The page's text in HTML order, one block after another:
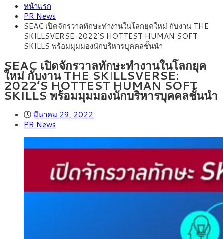
เดินหน้า 5 ยุทธศาสตร์ รื้อโครงสร้างเศรษฐกิจ ดันไทยโตเต็ม
ศักยภาพ
กรกฎาคม 27, 2026
ติดลายการ์ตูน กรมศุลกากร เตือนผู้ปกครองเฝ้าระวัง หลังยึดล็อต
ใหญ่จากเยอรมนี
กรกฎาคม 27, 2026
2569) ซื้อขายในกรอบ 33.40-34.00 มองเฟดคงดอกเบี้ย
สิงหาคม 5, 2026 ครม.ไฟเขียวหลักการ ร่าง พ.ร.ฎ. เปิดทาง รฟม.เดิน
หน้ารถไฟฟ้าสงขลา โมโนเรล 12.54 กม. เชื่อมเมืองหาดใหญ่
สิงหาคม 4, 2026 สธ.ชี้ รพ.รัฐแบกรับผู้ป่วยบัตรทอง 87% แต่ได้งบ
รายหัวเพียง 2,618 บาท เสนอทบทวนจัดสรรงบให้สอดคล้องภาระ
งานจริง
หน้าแรก
PR News
SEAC เปิดจักรวาลทักษะทำงานในโลกยุคใหม่ กับงาน THE
SKILLSVERSE: 2022’S HOTTEST HUMAN SOFT
SKILLS พร้อมมุมมองนักบริหารบุคคลชั้นนำ
SEAC เปิดจักรวาลทักษะทำงานในโลกยุค
ใหม่ กับงาน THE SKILLSVERSE:
2022’S HOTTEST HUMAN SOFT
SKILLS พร้อมมุมมองนักบริหารบุคคลชั้นนำ
มีนาคม 29, 2022
PR News